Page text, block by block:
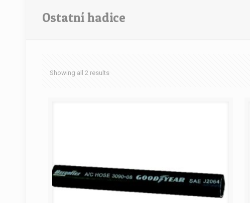
Ostatní hadice
Showing all 2 results